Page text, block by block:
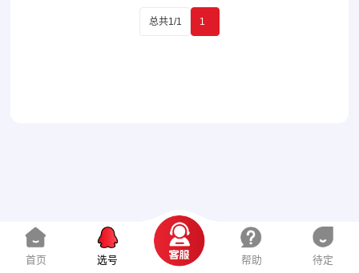
总共1/1 1
首页 选号 帮助 待定